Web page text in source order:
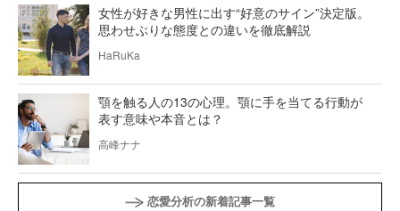
女性が好きな男性に出す“好意のサイン”決定版。
思わせぶりな態度との違いを徹底解説
HaRuKa
顎を触る人の13の心理。顎に手を当てる行動が
表す意味や本音とは？
高峰ナナ
恋愛分析の新着記事一覧